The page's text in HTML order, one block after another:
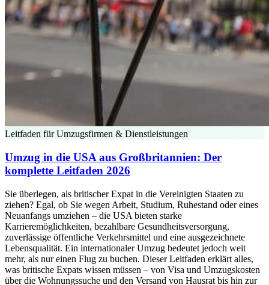
Leitfaden für Umzugsfirmen & Dienstleistungen
Umzug in die USA aus Großbritannien: Der
komplette Leitfaden 2026
Sie überlegen, als britischer Expat in die Vereinigten Staaten zu
ziehen? Egal, ob Sie wegen Arbeit, Studium, Ruhestand oder eines
Neuanfangs umziehen – die USA bieten starke
Karrieremöglichkeiten, bezahlbare Gesundheitsversorgung,
zuverlässige öffentliche Verkehrsmittel und eine ausgezeichnete
Lebensqualität. Ein internationaler Umzug bedeutet jedoch weit
mehr, als nur einen Flug zu buchen. Dieser Leitfaden erklärt alles,
was britische Expats wissen müssen – von Visa und Umzugskosten
über die Wohnungssuche und den Versand von Hausrat bis hin zur